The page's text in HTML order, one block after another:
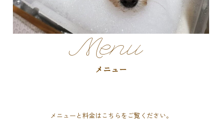
Menu
メニュー
メニューと料金はこちらをご覧ください。